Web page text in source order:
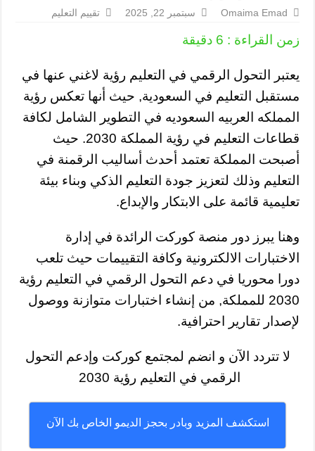
Omaima Emad سبتمبر 22, 2025 تقييم التعليم
زمن القراءة : 6 دقيقة
يعتبر التحول الرقمي في التعليم رؤية لاغني عنها في
مستقبل التعليم في السعودية, حيث أنها تعكس رؤية
المملكه العربيه السعوديه في التطوير الشامل لكافة
قطاعات التعليم في رؤية المملكة 2030. حيث
أصبحت المملكة تعتمد أحدث أساليب الرقمنة في
التعليم وذلك لتعزيز جودة التعليم الذكي وبناء بيئة
تعليمية قائمة على الابتكار والإبداع.
وهنا يبرز دور منصة كوركت الرائدة في إدارة
الاختبارات الالكترونية وكافة التقييمات حيث تلعب
دورا محوريا في دعم التحول الرقمي في التعليم رؤية
2030 للمملكة, من إنشاء اختبارات متوازنة ووصول
لإصدار تقارير احترافية.
لا تتردد الآن و انضم لمجتمع كوركت وإدعم التحول
الرقمي في التعليم رؤية 2030
استكشف المزيد وبادر بحجز الديمو الخاص بك الآن